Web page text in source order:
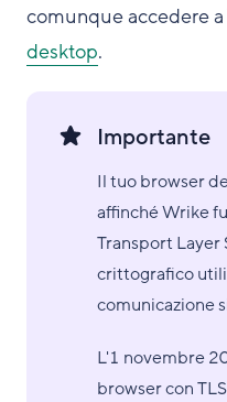
comunque accedere
desktop.
Importante
Il tuo browser
affinché Wrike
Transport
crittografico
comunicazione
L'1 novembre
browser con